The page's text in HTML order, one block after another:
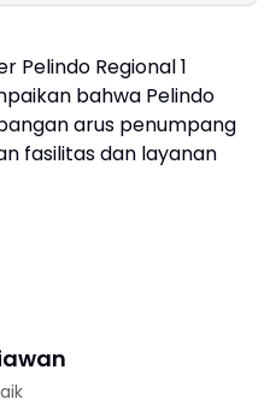
Pelindo Regional 1
bahwa Pelindo
arus penumpang
fasilitas dan layanan